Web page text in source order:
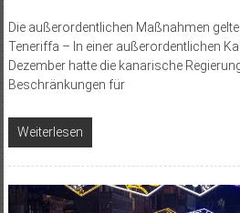
Die außerordentlichen Maßnahmen
Teneriffa – In einer außerordentlichen
Dezember hatte die kanarische
Beschränkungen für
Weiterlesen